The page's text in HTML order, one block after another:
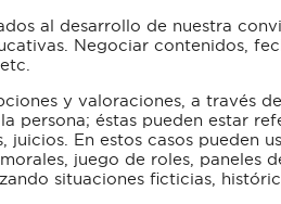
al desarrollo de nuestra
Negociar contenidos,
y valoraciones, a través
persona; éstas pueden estar
juicios. En estos casos pueden
juego de roles, paneles
situaciones ficticias,